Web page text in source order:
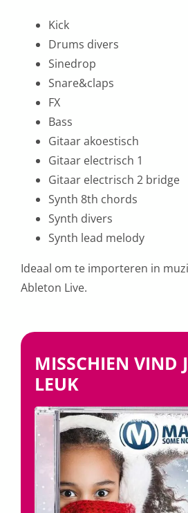
Kick
Drums divers
Sinedrop
Snare&claps
FX
Bass
Gitaar akoestisch
Gitaar electrisch 1
Gitaar electrisch 2 bridge
Synth 8th chords
Synth divers
Synth lead melody
Ideaal om te importeren in
Ableton Live.
MISSCHIEN VIND
LEUK